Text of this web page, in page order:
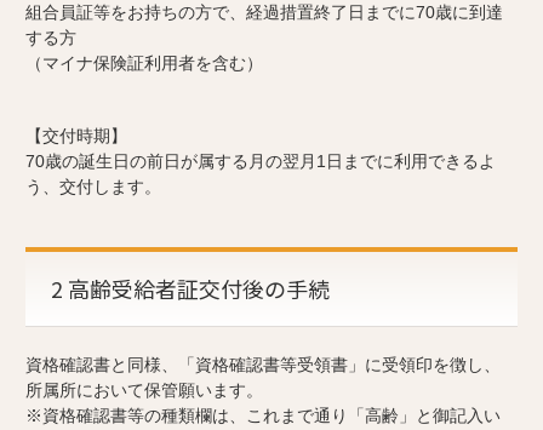
組合員証等をお持ちの方で、経過措置終了日までに70歳に到達
する方
（マイナ保険証利用者を含む）
【交付時期】
70歳の誕生日の前日が属する月の翌月1日までに利用できるよ
う、交付します。
2 高齢受給者証交付後の手続
資格確認書と同様、「資格確認書等受領書」に受領印を徴し、
所属所において保管願います。
※資格確認書等の種類欄は、これまで通り「高齢」と御記入い